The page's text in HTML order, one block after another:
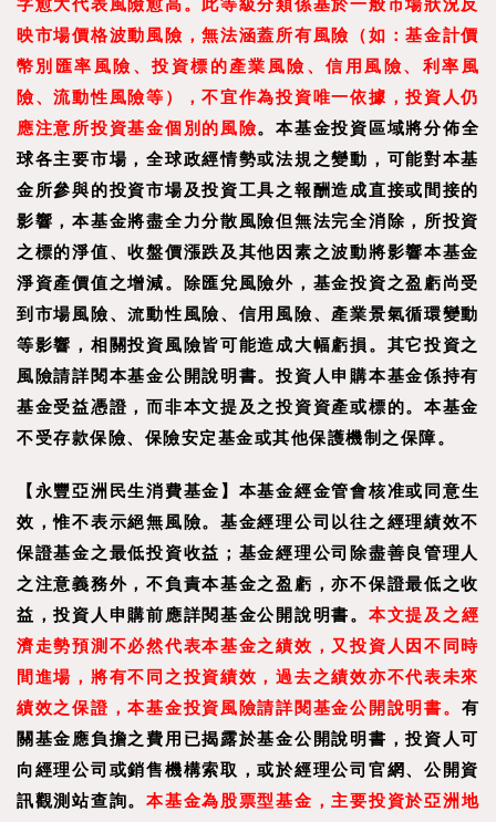
映市場價格波動風險，無法涵蓋所有風險（如：基金計價
幣別匯率風險、投資標的產業風險、信用風險、利率風
險、流動性風險等），不宜作為投資唯一依據，投資人仍
應注意所投資基金個別的風險。本基金投資區域將分佈全
球各主要市場，全球政經情勢或法規之變動，可能對本基
金所參與的投資市場及投資工具之報酬造成直接或間接的
影響，本基金將盡全力分散風險但無法完全消除，所投資
之標的淨值、收盤價漲跌及其他因素之波動將影響本基金
淨資產價值之增減。除匯兌風險外，基金投資之盈虧尚受
到市場風險、流動性風險、信用風險、產業景氣循環變動
等影響，相關投資風險皆可能造成大幅虧損。其它投資之
風險請詳閱本基金公開說明書。投資人申購本基金係持有
基金受益憑證，而非本文提及之投資資產或標的。本基金
不受存款保險、保險安定基金或其他保護機制之保障。
【永豐亞洲民生消費基金 】 本基金經金管會核准或同意生
效，惟不表示絕無風險。基金經理公司以往之經理績效不
保證基金之最低投資收益；基金經理公司除盡善良管理人
之注意義務外，不負責本基金之盈虧，亦不保證最低之收
益，投資人申購前應詳閱基金公開說明書。 本文提及之經
濟走勢預測不必然代表本基金之績效，又投資人因不同時
間進場，將有不同之投資績效，過去之績效亦不代表未來
績效之保證，本基金投資風險請詳閱基金公開說明書。 有
關基金應負擔之費用已揭露於基金公開說明書，投資人可
向經理公司或銷售機構索取，或於經理公司官網、公開資
訊觀測站查詢。本基金為股票型基金，主要投資於亞洲地